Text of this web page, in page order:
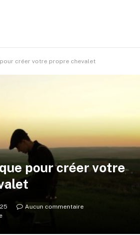
créer votre propre chevalet
pour créer votre
Aucun commentaire